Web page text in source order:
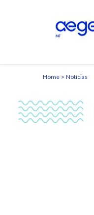
Home Notícias